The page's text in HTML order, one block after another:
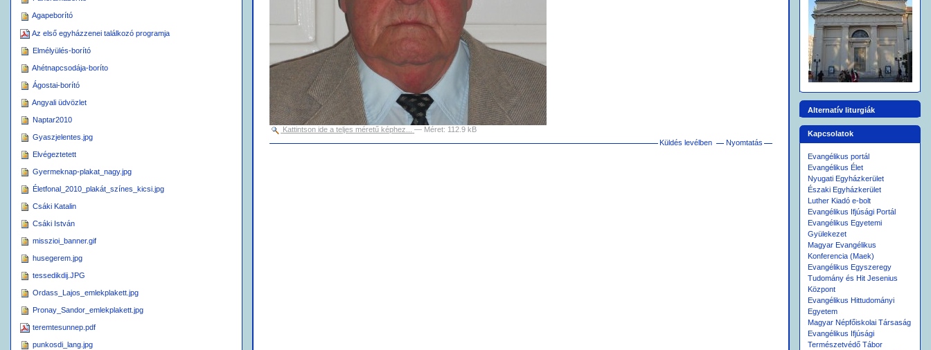
Agapeborító
Az első egyházzenei találkozó programja
Elmélyülés-borító
Ahétnapcsodája-boríto
Ágostai-borító
Angyali üdvözlet
Naptar2010
Gyaszjelentes.jpg
Elvégeztetett
Gyermeknap-plakat_nagy.jpg
Életfonal_2010_plakát_színes_kicsi.jpg
Csáki Katalin
Csáki István
misszioi_banner.gif
husegerem.jpg
tessedikdij.JPG
Ordass_Lajos_emlekplakett.jpg
Pronay_Sandor_emlekplakett.jpg
teremtesunnep.pdf
punkosdi_lang.jpg
Kattintson ide a teljes méretű képhez... — Méret: 112.9 kB
Küldés levélben Nyomtatás
Alternatív liturgiák
Kapcsolatok
Evangélikus portál
Evangélikus Élet
Nyugati Egyházkerület
Északi Egyházkerület
Luther Kiadó e-bolt
Evangélikus Ifjúsági Portál
Evangélikus Egyetemi
Gyülekezet
Magyar Evangélikus
Konferencia (Maek)
Evangélikus Egyszeregy
Tudomány és Hit Jesenius
Központ
Evangélikus Hittudományi
Egyetem
Magyar Népfőiskolai Társaság
Evangélikus Ifjúsági
Természetvédő Tábor